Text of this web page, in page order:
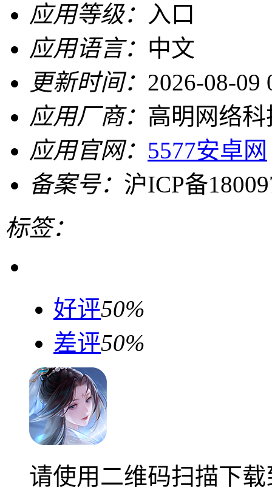
应用等级：
应用语言： 中文
更新时间： 2026-08-09
应用厂商： 高明网络
应用官网： 5577安卓网
备案号： 沪ICP备
标签：
好评50%
差评50%
请使用二维码扫描下